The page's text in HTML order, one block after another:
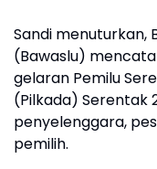
Sandi menuturkan,
(Bawaslu)
gelaran Pemilu
(Pilkada) Serentak
penyelenggara,
pemilih.